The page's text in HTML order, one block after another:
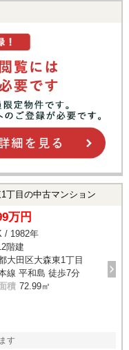
丁目の中古マンション
万円
/ 1982年
階建
大田区大森東1丁目
線 平和島 徒歩7分
積 72.99㎡
す